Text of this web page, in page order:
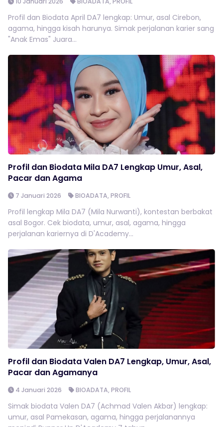
Profil dan Biodata April DA7 lengkap: Umur, asal Cirebon,
agama, hingga kisah harunya. Simak perjalanan karier sang
"Anak Emas" Juara...
Profil dan Biodata Mila DA7 Lengkap Umur, Asal,
Pacar dan Agama
7 Januari 2026 BIOADATA,PROFIL
Profil lengkap Mila DA7 (Mila Nurwanti), kontestan berbakat
asal Bogor. Cek biodata, umur, asal, agama, hingga
perjalanan kariernya di D'Academy...
Profil dan Biodata Valen DA7 Lengkap, Umur, Asal,
Pacar dan Agamanya
4 Januari 2026 BIOADATA,PROFIL
Simak biodata Valen DA7 (Achmad Valen Akbar) lengkap:
umur, asal Pamekasan, agama, hingga perjalanannya